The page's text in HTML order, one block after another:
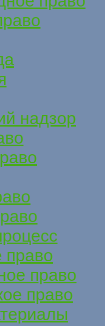
надзор
право
право
право